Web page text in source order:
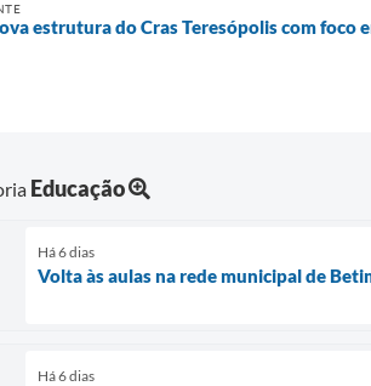
estrutura do Cras Teresópolis com foco
Educação
Há 6 dias
Volta às aulas na rede municipal de
Há 6 dias